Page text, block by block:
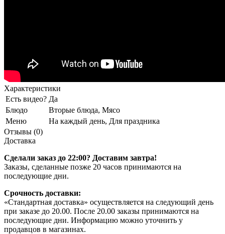
Характеристики
Есть видео? Да
Блюдо
Вторые блюда, Мясо
Меню
На каждый день, Для праздника
Отзывы (0)
Доставка
Сделали заказ до 22:00? Доставим завтра!
Заказы, сделанные позже 20 часов принимаются на
последующие дни.
Срочность доставки:
«Стандартная доставка» осуществляется на следующий день
при заказе до 20.00. После 20.00 заказы принимаются на
последующие дни. Информацию можно уточнить у
продавцов в магазинах.